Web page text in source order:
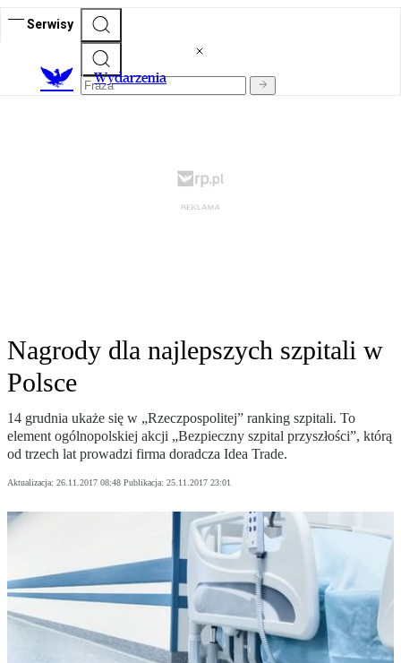
Serwisy
Wydarzenia
Nagrody dla najlepszych szpitali w
Polsce
14 grudnia ukaże się w „Rzeczpospolitej” ranking szpitali. To
element ogólnopolskiej akcji „Bezpieczny szpital przyszłości”, którą
od trzech lat prowadzi firma doradcza Idea Trade.
Aktualizacja: 26.11.2017 08:48 Publikacja: 25.11.2017 23:01